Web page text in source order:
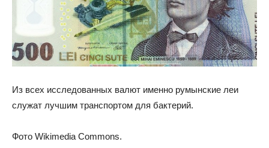
Из всех исследованных валют именно румынские леи
служат лучшим транспортом для бактерий.
Фото Wikimedia Commons.